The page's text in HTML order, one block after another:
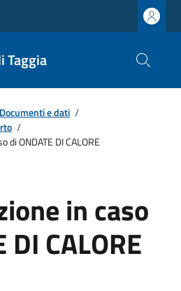
Taggia
Documenti e dati /
/
ONDATE DI CALORE
in caso
CALORE